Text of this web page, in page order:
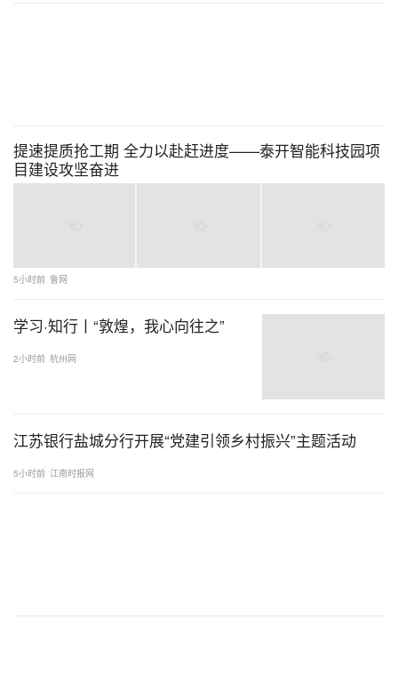
提速提质抢工期 全力以赴赶进度——泰开智能科技园项
目建设攻坚奋进
5小时前 鲁网
学习·知行丨“敦煌，我心向往之”
2小时前 杭州网
江苏银行盐城分行开展“党建引领乡村振兴”主题活动
5小时前 江南时报网